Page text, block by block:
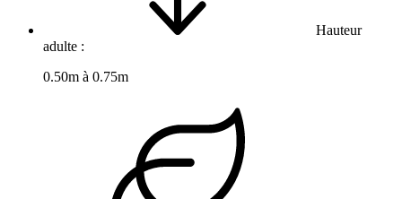
Hauteur
adulte :
0.50m à 0.75m